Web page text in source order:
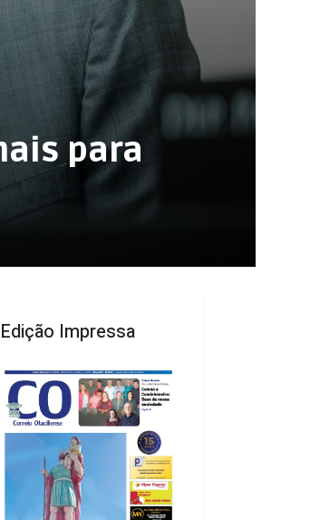
para
Edição Impressa